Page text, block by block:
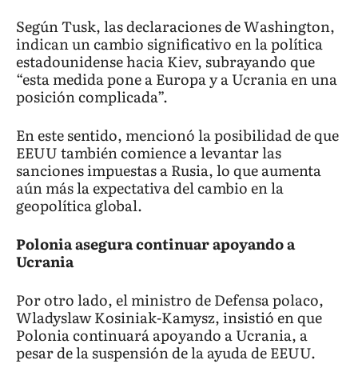
Según Tusk, las declaraciones de Washington,
indican un cambio significativo en la política
estadounidense hacia Kiev, subrayando que
“esta medida pone a Europa y a Ucrania en una
posición complicada”.
En este sentido, mencionó la posibilidad de que
EEUU también comience a levantar las
sanciones impuestas a Rusia, lo que aumenta
aún más la expectativa del cambio en la
geopolítica global.
Polonia asegura continuar apoyando a
Ucrania
Por otro lado, el ministro de Defensa polaco,
Wladyslaw Kosiniak-Kamysz, insistió en que
Polonia continuará apoyando a Ucrania, a
pesar de la suspensión de la ayuda de EEUU.